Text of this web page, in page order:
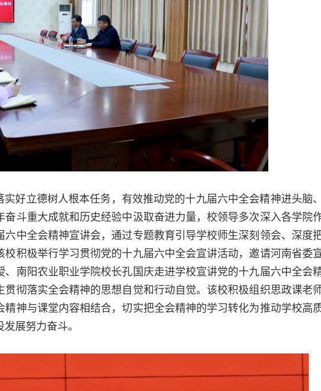
实好立德树人根本任务，有效推动党的十九届六中全会精神进头脑、
斗重大成就和历史经验中汲取奋进力量，校领导多次深入各学院
六中全会精神宣讲会，通过专题教育引导学校师生深刻领会、深度
积极举行学习贯彻党的十九届六中全会宣讲活动，邀请河南省委
南阳农业职业学院校长孔国庆走进学校宣讲党的十九届六中全会
彻落实全会精神的思想自觉和行动自觉。该校积极组织思政课老
神与课堂内容相结合，切实把全会精神的学习转化为推动学校高
展努力奋斗。